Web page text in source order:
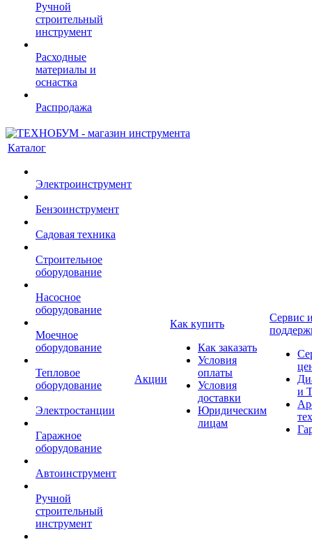
Ручной
строительный
инструмент
Расходные
материалы и
оснастка
Распродажа
Каталог
Электроинструмент
Бензоинструмент
Садовая техника
Строительное
оборудование
Насосное
оборудование
Моечное
оборудование
Тепловое
оборудование
Электростанции
Гаражное
оборудование
Автоинструмент
Ручной
строительный
инструмент
Акции
Как купить
Как заказать
Условия
оплаты
Условия
доставки
Юридическим
лицам
Сервис
и